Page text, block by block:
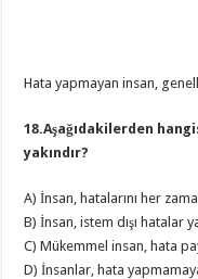
Hata yapmayan insan,
18.Aşağıdakilerden
yakındır?
A) İnsan, hatalarını her
B) İnsan, istem dışı hatalar
C) Mükemmel insan, hata
D) İnsanlar, hata